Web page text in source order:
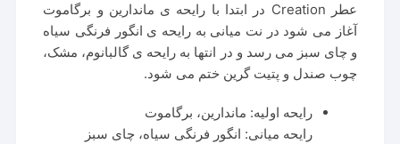
عطر Creation در ابتدا با رایحه ی ماندارین و برگاموت
آغاز می شود در نت میانی به رایحه ی انگور فرنگی سیاه
و چای سبز می رسد و در انتها به رایحه ی گالبانوم، مشک،
چوب صندل و پتیت گرین ختم می شود.
رایحه اولیه: ماندارین، برگاموت
رایحه میانی: انگور فرنگی سیاه، چای سبز